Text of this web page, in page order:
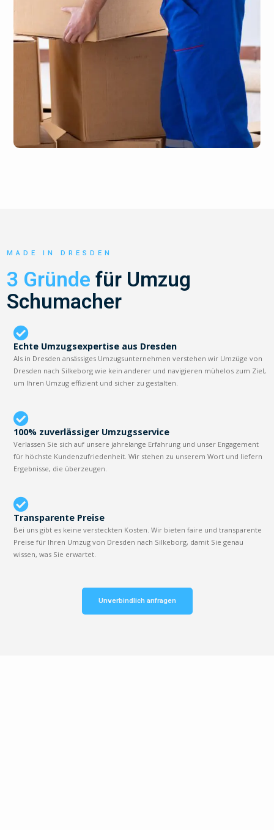
MADE IN DRESDEN
3 Gründe für Umzug
Schumacher
Echte Umzugsexpertise aus Dresden
Als in Dresden ansässiges Umzugsunternehmen verstehen wir Umzüge von
Dresden nach Silkeborg wie kein anderer und navigieren mühelos zum Ziel,
um Ihren Umzug effizient und sicher zu gestalten.
100% zuverlässiger Umzugsservice
Verlassen Sie sich auf unsere jahrelange Erfahrung und unser Engagement
für höchste Kundenzufriedenheit. Wir stehen zu unserem Wort und liefern
Ergebnisse, die überzeugen.
Transparente Preise
Bei uns gibt es keine versteckten Kosten. Wir bieten faire und transparente
Preise für Ihren Umzug von Dresden nach Silkeborg, damit Sie genau
wissen, was Sie erwartet.
Unverbindlich anfragen